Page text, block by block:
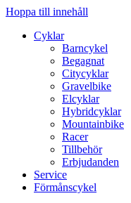
Hoppa till innehåll
Cyklar
Barncykel
Begagnat
Citycyklar
Gravelbike
Elcyklar
Hybridcyklar
Mountainbike
Racer
Tillbehör
Erbjudanden
Service
Förmånscykel